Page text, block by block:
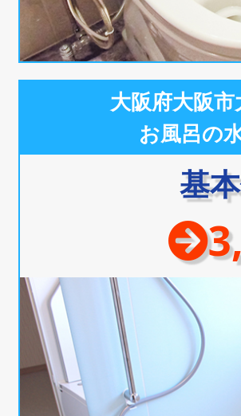
大阪府大阪
お風呂の
基